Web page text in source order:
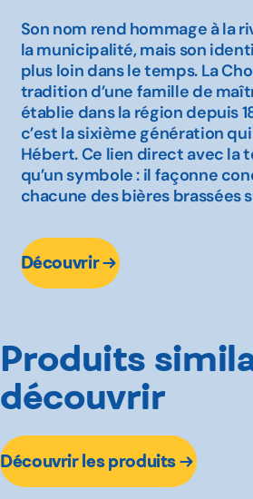
Son nom rend hommage à la
la municipalité, mais son
plus loin dans le temps. La
tradition d’une famille de
établie dans la région depuis
c’est la sixième génération
Hébert. Ce lien direct avec la
qu’un symbole : il façonne
chacune des bières brassées
Découvrir
Produits
découvrir
Découvrir les produits